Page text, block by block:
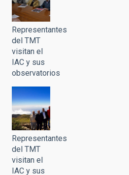
Representantes
del TMT
visitan el
IAC y sus
observatorios
Representantes
del TMT
visitan el
IAC y sus